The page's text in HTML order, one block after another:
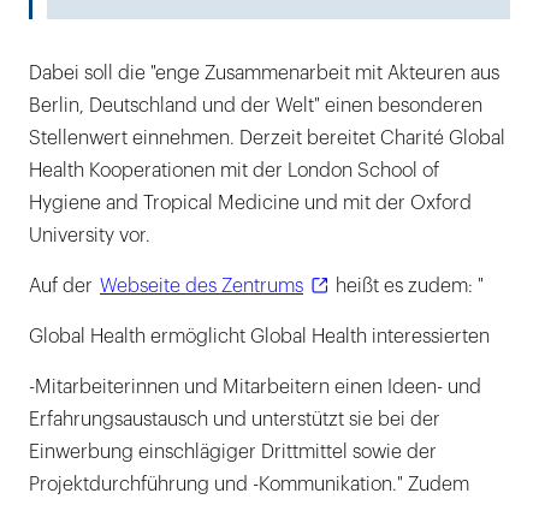
Dabei soll die "enge Zusammenarbeit mit Akteuren aus
Berlin, Deutschland und der Welt" einen besonderen
Stellenwert einnehmen. Derzeit bereitet Charité Global
Health Kooperationen mit der London School of
Hygiene and Tropical Medicine und mit der Oxford
University vor.
Auf der Webseite des Zentrums heißt es zudem: "
Global Health ermöglicht Global Health interessierten
-Mitarbeiterinnen und Mitarbeitern einen Ideen- und
Erfahrungsaustausch und unterstützt sie bei der
Einwerbung einschlägiger Drittmittel sowie der
Projektdurchführung und -Kommunikation." Zudem